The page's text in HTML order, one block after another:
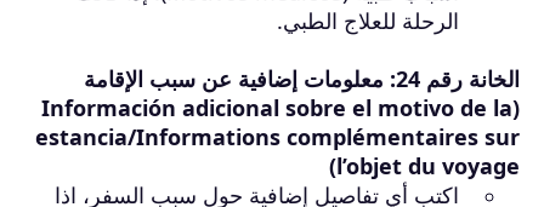
الرحلة للعلاج الطبي.
الخانة رقم 24: معلومات إضافية عن سبب الإقامة
(Información adicional sobre el motivo de la
estancia/Informations complémentaires sur
l’objet du voyage)
اكتب أي تفاصيل إضافية حول سبب السفر، اذا